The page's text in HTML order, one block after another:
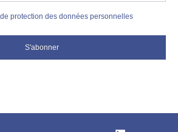
protection des données personnelles
S'abonner